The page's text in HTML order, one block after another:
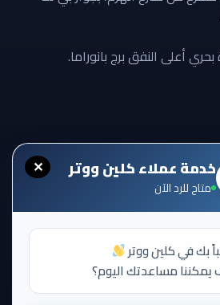
✕ خدمة عملاء كلين ووتر
متاح للرد الآن
بك في كلين ووتر
مساعدتك اليوم؟